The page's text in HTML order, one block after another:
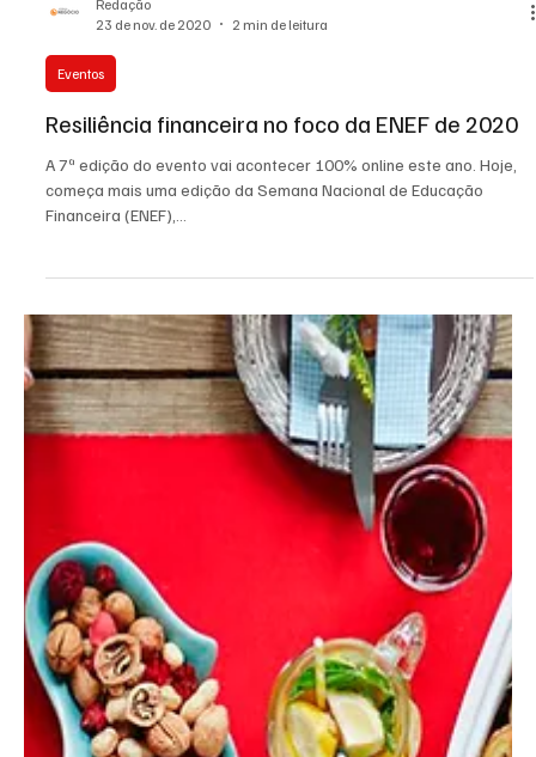
Redação
23 de nov. de 2020
2 min de leitura
Eventos
Resiliência financeira no foco da ENEF de 2020
A 7ª edição do evento vai acontecer 100% online este ano. Hoje,
começa mais uma edição da Semana Nacional de Educação
Financeira (ENEF),...